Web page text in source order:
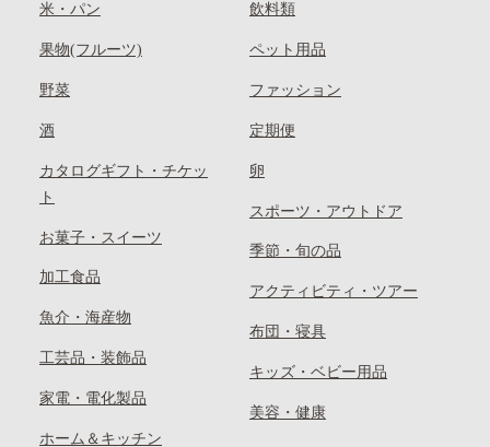
米・パン
果物(フルーツ)
野菜
酒
カタログギフト・チケッ
ト
お菓子・スイーツ
加工食品
魚介・海産物
工芸品・装飾品
家電・電化製品
ホーム＆キッチン
飲料類
ペット用品
ファッション
定期便
卵
スポーツ・アウトドア
季節・旬の品
アクティビティ・ツアー
布団・寝具
キッズ・ベビー用品
美容・健康